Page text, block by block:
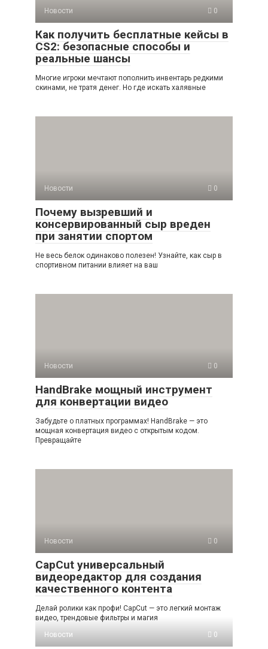
Новости 0
Как получить бесплатные кейсы в
CS2: безопасные способы и
реальные шансы
Многие игроки мечтают пополнить инвентарь редкими
скинами, не тратя денег. Но где искать халявные
Новости 0
Почему вызревший и
консервированный сыр вреден
при занятии спортом
Не весь белок одинаково полезен! Узнайте, как сыр в
спортивном питании влияет на ваш
Новости 0
HandBrake мощный инструмент
для конвертации видео
Забудьте о платных программах! HandBrake — это
мощная конвертация видео с открытым кодом.
Превращайте
Новости 0
CapCut универсальный
видеоредактор для создания
качественного контента
Делай ролики как профи! CapCut — это легкий монтаж
видео, трендовые фильтры и магия
Новости
0